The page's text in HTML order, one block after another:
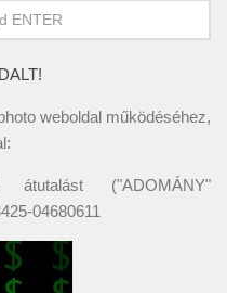
weboldal működéséhez,
("ADOMÁNY"
04680611